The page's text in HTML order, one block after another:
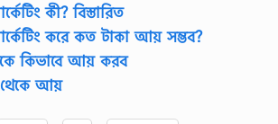
কী? বিস্তারিত
করে কত টাকা আয় সম্ভব?
কিভাবে আয় করব
আয়